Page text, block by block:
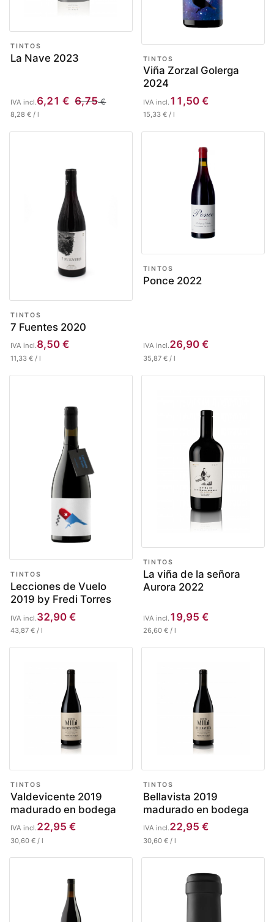
TINTOS
La Nave 2023
6,21 € 6,75€
IVA incl.
8,28 € / l
TINTOS
Viña Zorzal Golerga
2024
11,50€
IVA incl.
15,33€/ l
TINTOS
7 Fuentes 2020
8,50 €
IVA incl.
11,33 € / l
TINTOS
Ponce 2022
26,90€
IVA incl.
35,87€/ l
TINTOS
Lecciones de Vuelo
2019 by Fredi Torres
32,90 €
IVA incl.
43,87 € / l
TINTOS
La viña de la señora
Aurora 2022
19,95 €
IVA incl.
26,60€/ l
TINTOS
Valdevicente 2019
madurado en bodega
22,95 €
IVA incl.
30,60 € / l
TINTOS
Bellavista 2019
madurado en bodega
22,95 €
IVA incl.
30,60€/ l